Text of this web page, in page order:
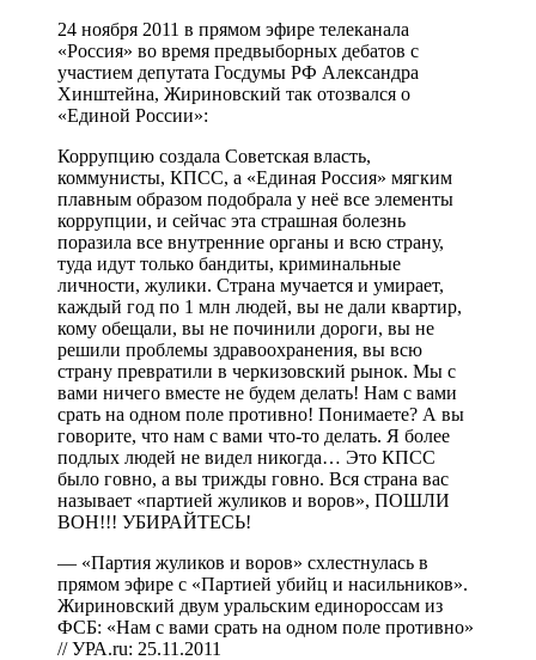
24 ноября 2011 в прямом эфире телеканала
«Россия» во время предвыборных дебатов с
участием депутата Госдумы РФ Александра
Хинштейна, Жириновский так отозвался о
«Единой России»:
Коррупцию создала Советская власть,
коммунисты, КПСС, а «Единая Россия» мягким
плавным образом подобрала у неё все элементы
коррупции, и сейчас эта страшная болезнь
поразила все внутренние органы и всю страну,
туда идут только бандиты, криминальные
личности, жулики. Страна мучается и умирает,
каждый год по 1 млн людей, вы не дали квартир,
кому обещали, вы не починили дороги, вы не
решили проблемы здравоохранения, вы всю
страну превратили в черкизовский рынок. Мы с
вами ничего вместе не будем делать! Нам с вами
срать на одном поле противно! Понимаете? А вы
говорите, что нам с вами что-то делать. Я более
подлых людей не видел никогда… Это КПСС
было говно, а вы трижды говно. Вся страна вас
называет «партией жуликов и воров», ПОШЛИ
ВОН!!! УБИРАЙТЕСЬ!
— «Партия жуликов и воров» схлестнулась в
прямом эфире с «Партией убийц и насильников».
Жириновский двум уральским единороссам из
ФСБ: «Нам с вами срать на одном поле противно»
// УРА.ru: 25.11.2011